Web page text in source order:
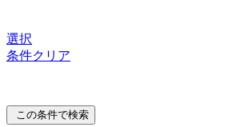
選択
条件クリア
この条件で検索